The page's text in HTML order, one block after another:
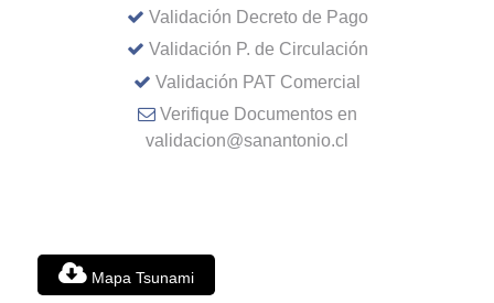
Validación Decreto de Pago
Validación P. de Circulación
Validación PAT Comercial
Verifique Documentos en
validacion@sanantonio.cl
Mapa Tsunami